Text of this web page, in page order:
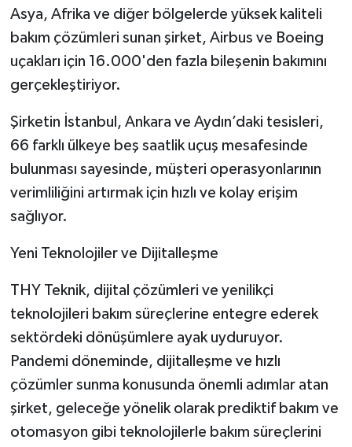
Asya, Afrika ve diğer bölgelerde yüksek kaliteli
bakım çözümleri sunan şirket, Airbus ve Boeing
uçakları için 16.000'den fazla bileşenin bakımını
gerçekleştiriyor.
Şirketin İstanbul, Ankara ve Aydın’daki tesisleri,
66 farklı ülkeye beş saatlik uçuş mesafesinde
bulunması sayesinde, müşteri operasyonlarının
verimliliğini artırmak için hızlı ve kolay erişim
sağlıyor.
Yeni Teknolojiler ve Dijitalleşme
THY Teknik, dijital çözümleri ve yenilikçi
teknolojileri bakım süreçlerine entegre ederek
sektördeki dönüşümlere ayak uyduruyor.
Pandemi döneminde, dijitalleşme ve hızlı
çözümler sunma konusunda önemli adımlar atan
şirket, geleceğe yönelik olarak prediktif bakım ve
otomasyon gibi teknolojilerle bakım süreçlerini